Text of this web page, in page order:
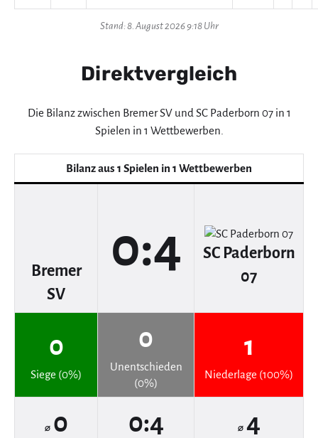
Stand: 8. August 2026 9:18 Uhr
Direktvergleich
Die Bilanz zwischen Bremer SV und SC Paderborn 07 in 1
Spielen in 1 Wettbewerben.
Bilanz aus 1 Spielen in 1 Wettbewerben
Bremer
SV
0:4
SC Paderborn
07
0
Siege (0%)
0
Unentschieden
(0%)
1
Niederlage (100%)
⌀ 0 0:4 ⌀ 4